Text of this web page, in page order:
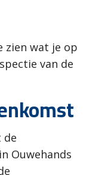
zien wat je op
van de
de
Ouwehands